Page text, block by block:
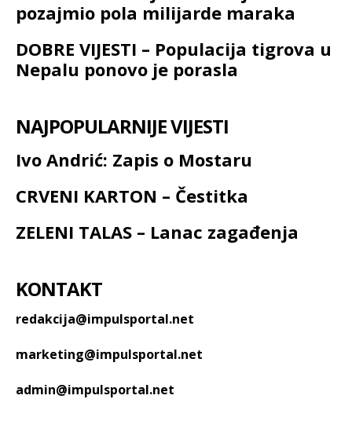
pozajmio pola milijarde maraka
DOBRE VIJESTI – Populacija tigrova u
Nepalu ponovo je porasla
NAJPOPULARNIJE VIJESTI
Ivo Andrić: Zapis o Mostaru
CRVENI KARTON – Čestitka
ZELENI TALAS – Lanac zagađenja
KONTAKT
redakcija@impulsportal.net
marketing@impulsportal.net
admin@impulsportal.net